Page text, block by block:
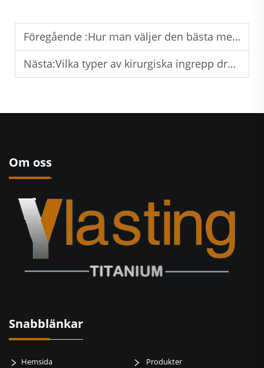
Föregående :Hur man väljer den bästa medicinska titanstaven för ortopediska tillämpningar?
Nästa:Vilka typer av kirurgiska ingrepp drar mest nytta av medicinska titanstavar?
Om oss
Snabblänkar
Hemsida Produkter